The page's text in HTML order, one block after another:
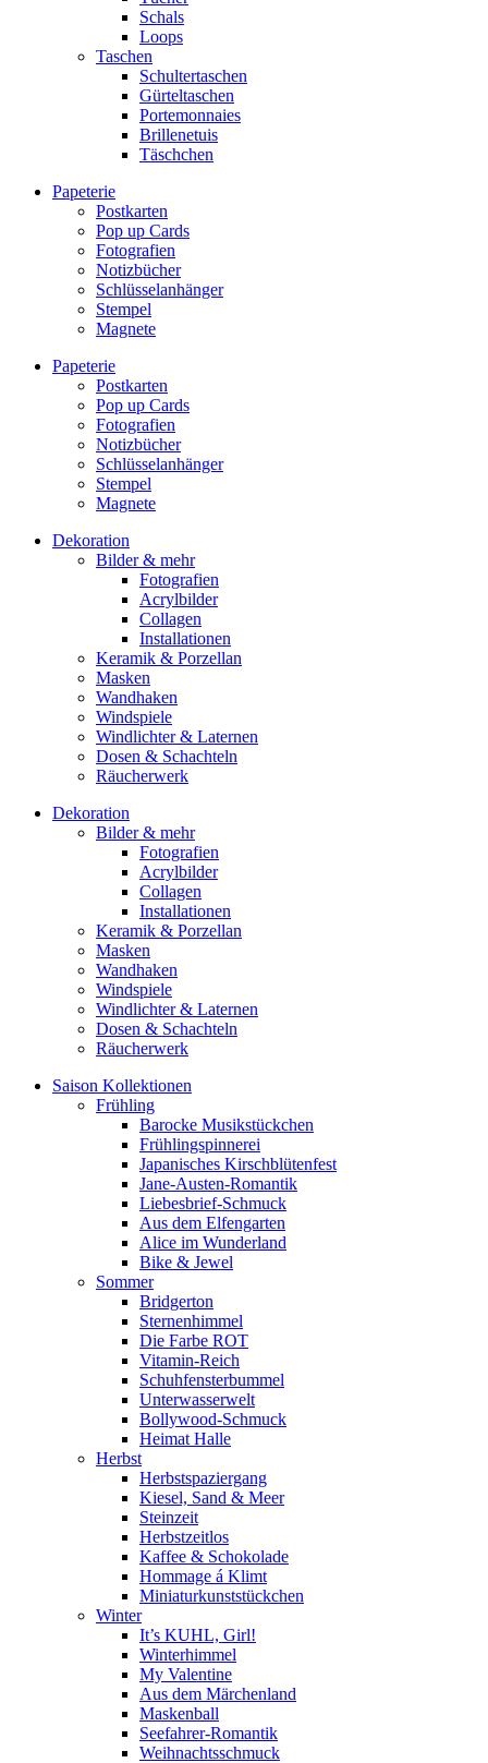
Schals
Loops
Taschen
Schultertaschen
Gürteltaschen
Portemonnaies
Brillenetuis
Täschchen
Papeterie
Postkarten
Pop up Cards
Fotografien
Notizbücher
Schlüsselanhänger
Stempel
Magnete
Papeterie
Postkarten
Pop up Cards
Fotografien
Notizbücher
Schlüsselanhänger
Stempel
Magnete
Dekoration
Bilder & mehr
Fotografien
Acrylbilder
Collagen
Installationen
Keramik & Porzellan
Masken
Wandhaken
Windspiele
Windlichter & Laternen
Dosen & Schachteln
Räucherwerk
Dekoration
Bilder & mehr
Fotografien
Acrylbilder
Collagen
Installationen
Keramik & Porzellan
Masken
Wandhaken
Windspiele
Windlichter & Laternen
Dosen & Schachteln
Räucherwerk
Saison Kollektionen
Frühling
Barocke Musikstückchen
Frühlingspinnerei
Japanisches Kirschblütenfest
Jane-Austen-Romantik
Liebesbrief-Schmuck
Aus dem Elfengarten
Alice im Wunderland
Bike & Jewel
Sommer
Bridgerton
Sternenhimmel
Die Farbe ROT
Vitamin-Reich
Schuhfensterbummel
Unterwasserwelt
Bollywood-Schmuck
Heimat Halle
Herbst
Herbstspaziergang
Kiesel, Sand & Meer
Steinzeit
Herbstzeitlos
Kaffee & Schokolade
Hommage á Klimt
Miniaturkunststückchen
Winter
It’s KUHL, Girl!
Winterhimmel
My Valentine
Aus dem Märchenland
Maskenball
Seefahrer-Romantik
Weihnachtsschmuck